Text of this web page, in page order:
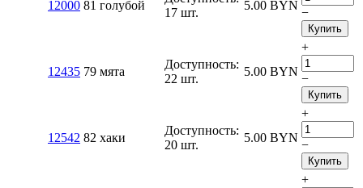
12000 81 голубой
17 шт.
5.00 BYN
−
Купить
12435 79 мята
Доступность:
22 шт.
5.00 BYN
+
−
Купить
12542 82 хаки
Доступность:
20 шт.
5.00 BYN
+
−
Купить
+